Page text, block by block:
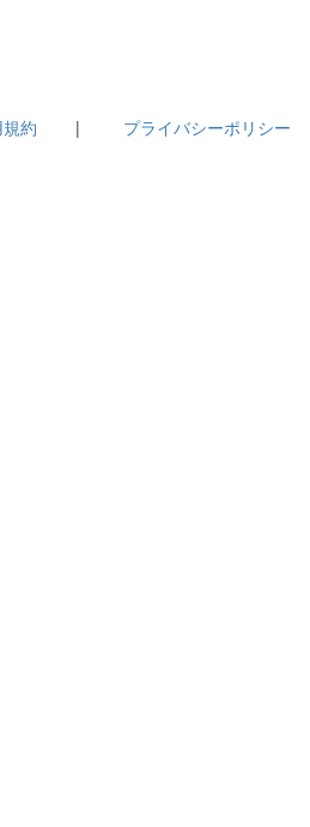
約 | プライバシーポリシー